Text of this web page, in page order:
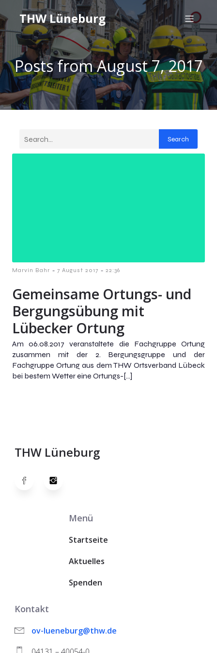
THW Lüneburg
Posts from August 7, 2017
Search
Marvin Bahr - 7 August 2017 - 22:36
Gemeinsame Ortungs- und
Bergungsübung mit
Lübecker Ortung
Am 06.08.2017 veranstaltete die Fachgruppe Ortung
zusammen mit der 2. Bergungsgruppe und der
Fachgruppe Ortung aus dem THW Ortsverband Lübeck
bei bestem Wetter eine Ortungs-[…]
THW Lüneburg
Menü
Startseite
Aktuelles
Spenden
Kontakt
ov-lueneburg@thw.de